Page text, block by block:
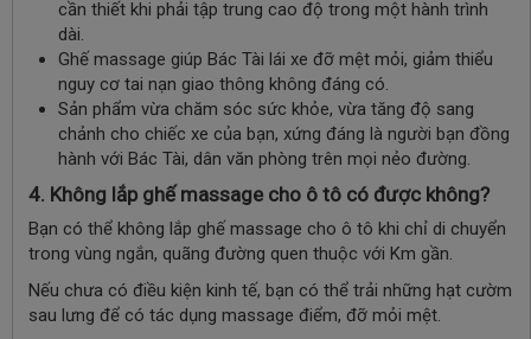
cần thiết khi phải tập trung cao độ trong một hành trình
dài.
Ghế massage giúp Bác Tài lái xe đỡ mệt mỏi, giảm thiểu
nguy cơ tai nạn giao thông không đáng có.
Sản phẩm vừa chăm sóc sức khỏe, vừa tăng độ sang
chảnh cho chiếc xe của bạn, xứng đáng là người bạn đồng
hành với Bác Tài, dân văn phòng trên mọi nẻo đường.
4. Không lắp ghế massage cho ô tô có được không?
Bạn có thể không lắp ghế massage cho ô tô khi chỉ di chuyển
trong vùng ngắn, quãng đường quen thuộc với Km gần.
Nếu chưa có điều kiện kinh tế, bạn có thể trải những hạt cườm
sau lưng để có tác dụng massage điểm, đỡ mỏi mệt.